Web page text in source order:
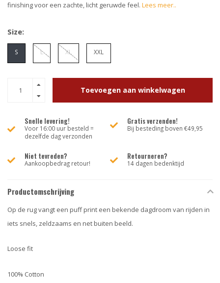
finishing voor een zachte, licht geruwde feel. Lees meer..
Size:
S L XL XXL
Toevoegen aan winkelwagen
Snelle levering!
Voor 16:00 uur besteld =
dezelfde dag verzonden
Gratis verzenden!
Bij besteding boven €49,95
Niet tevreden?
Aankoopbedrag retour!
Retourneren?
14 dagen bedenktijd
Productomschrijving
Op de rug vangt een puff print een bekende dagdroom van rijden in
iets snels, zeldzaams en net buiten beeld.
Loose fit
100% Cotton